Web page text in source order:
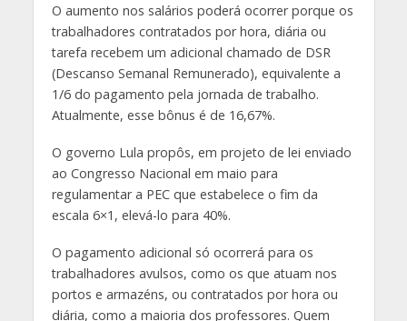
O aumento nos salários poderá ocorrer porque os
trabalhadores contratados por hora, diária ou
tarefa recebem um adicional chamado de DSR
(Descanso Semanal Remunerado), equivalente a
1/6 do pagamento pela jornada de trabalho.
Atualmente, esse bônus é de 16,67%.
O governo Lula propôs, em projeto de lei enviado
ao Congresso Nacional em maio para
regulamentar a PEC que estabelece o fim da
escala 6×1, elevá-lo para 40%.
O pagamento adicional só ocorrerá para os
trabalhadores avulsos, como os que atuam nos
portos e armazéns, ou contratados por hora ou
diária, como a maioria dos professores. Quem